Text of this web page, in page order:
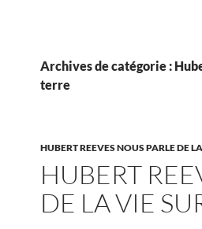
Archives de catégorie :
terre
HUBERT REEVES NOUS PARLE DE
HUBERT
DE LA VIE